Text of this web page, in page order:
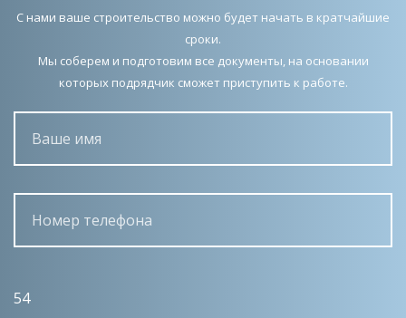
С нами ваше строительство можно будет начать в кратчайшие
сроки.
Мы соберем и подготовим все документы, на основании
которых подрядчик сможет приступить к работе.
54